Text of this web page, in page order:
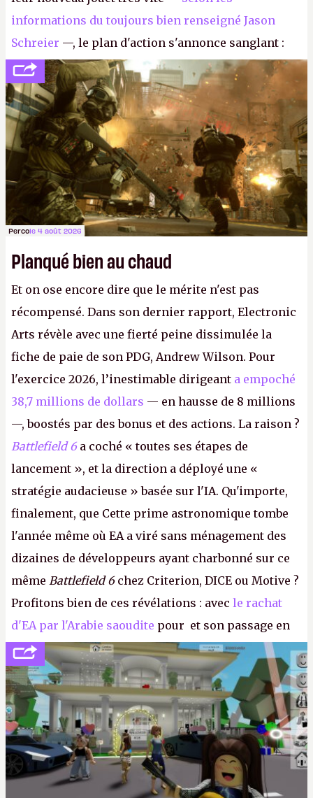
informations du toujours bien renseigné Jason
Schreier —, le plan d'action s'annonce sanglant :
réductions de coûts drastiques, fermetures de
studios et licenciements massifs. En gros, essorer
FCetBattlefield, puis virer le reste.P.
Percole 4 août 2026
Planqué bien au chaud
Et on ose encore dire que le mérite n'est pas
récompensé. Dans son dernier rapport, Electronic
Arts révèle avec une fierté peine dissimulée la
fiche de paie de son PDG, Andrew Wilson. Pour
l'exercice 2026, l’inestimable dirigeant a empoché
38,7 millions de dollars — en hausse de 8 millions
—, boostés par des bonus et des actions. La raison ?
Battlefield 6 a coché « toutes ses étapes de
lancement », et la direction a déployé une «
stratégie audacieuse » basée sur l'IA. Qu'importe,
finalement, que Cette prime astronomique tombe
l'année même où EA a viré sans ménagement des
dizaines de développeurs ayant charbonné sur ce
même Battlefield 6chez Criterion, DICE ou Motive ?
Profitons bien de ces révélations : avec le rachat
d'EA par l'Arabie saoudite pour et son passage en
société privée, l'éditeur n'aura bientôt plus
l'obligation de publier ses bilans. Encore une
victoire pour la transparence.P.